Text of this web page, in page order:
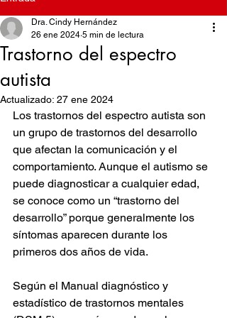
Trastorno del espectro
autista
Dra. Cindy Hernández
26 ene 2024 5 min de lectura
Actualizado: 27 ene 2024
Los trastornos del espectro autista son
un grupo de trastornos del desarrollo
que afectan la comunicación y el
comportamiento. Aunque el autismo se
puede diagnosticar a cualquier edad,
se conoce como un “trastorno del
desarrollo” porque generalmente los
síntomas aparecen durante los
primeros dos años de vida.
Según el Manual diagnóstico y
estadístico de trastornos mentales